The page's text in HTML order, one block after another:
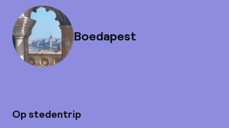
Boedapest
Op stedentrip